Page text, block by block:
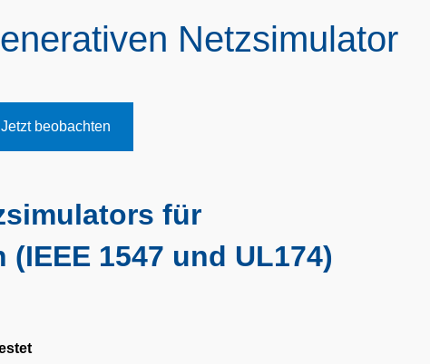
Netzsimulator
Jetzt beobachten
für
1547 und UL174)